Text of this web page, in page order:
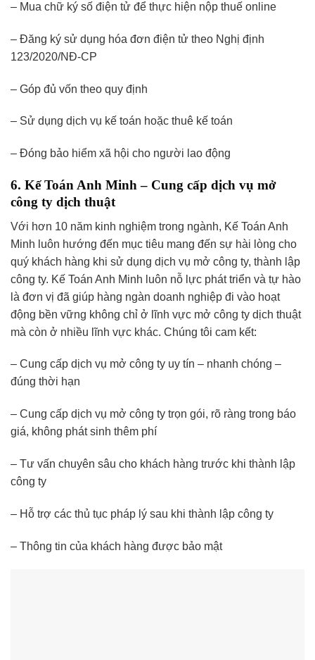
– Mua chữ ký số điện tử để thực hiện nộp thuế online
– Đăng ký sử dụng hóa đơn điện tử theo Nghị định
123/2020/NĐ-CP
– Góp đủ vốn theo quy định
– Sử dụng dịch vụ kế toán hoặc thuê kế toán
– Đóng bảo hiểm xã hội cho người lao động
6. Kế Toán Anh Minh – Cung cấp dịch vụ mở
công ty dịch thuật
Với hơn 10 năm kinh nghiệm trong ngành, Kế Toán Anh
Minh luôn hướng đến mục tiêu mang đến sự hài lòng cho
quý khách hàng khi sử dụng dịch vụ mở công ty, thành lập
công ty. Kế Toán Anh Minh luôn nỗ lực phát triển và tự hào
là đơn vị đã giúp hàng ngàn doanh nghiệp đi vào hoạt
động bền vững không chỉ ở lĩnh vực mở công ty dịch thuật
mà còn ở nhiều lĩnh vực khác. Chúng tôi cam kết:
– Cung cấp dịch vụ mở công ty uy tín – nhanh chóng –
đúng thời hạn
– Cung cấp dịch vụ mở công ty trọn gói, rõ ràng trong báo
giá, không phát sinh thêm phí
– Tư vấn chuyên sâu cho khách hàng trước khi thành lập
công ty
– Hỗ trợ các thủ tục pháp lý sau khi thành lập công ty
– Thông tin của khách hàng được bảo mật